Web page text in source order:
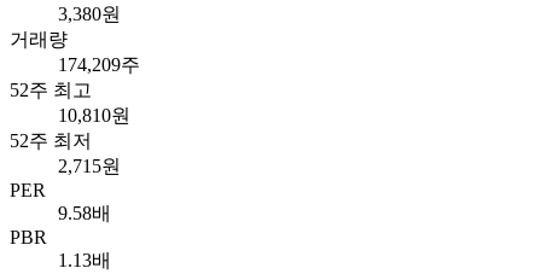
3,380원
거래량
174,209주
52주 최고
10,810원
52주 최저
2,715원
PER
9.58배
PBR
1.13배